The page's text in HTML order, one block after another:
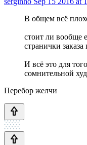
В общем всё
стоит ли вообще
странички
И всё это для
сомнительной
Перебор желчи